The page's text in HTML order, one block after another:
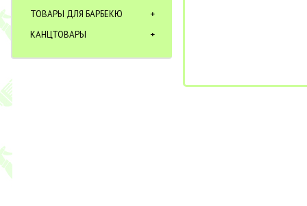
ТОВАРЫ ДЛЯ БАРБЕКЮ
КАНЦТОВАРЫ